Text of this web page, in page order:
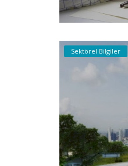
Sektörel Bilgiler